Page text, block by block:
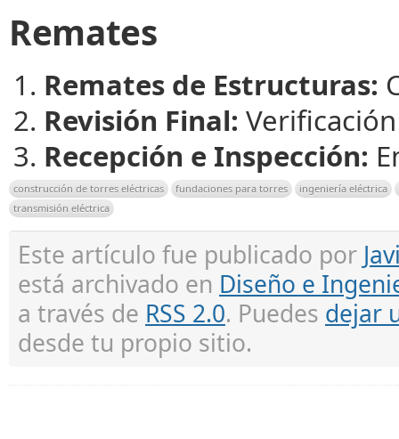
Remates
Remates de Estructuras:
Revisión Final:
Recepción e Inspección:
construcción de torres eléctricas fundaciones para torres
ingeniería eléctrica
transmisión eléctrica
Este artículo fue publicado por
está archivado en Diseño e
a través de RSS 2.0. Puedes dejar
desde tu propio sitio.